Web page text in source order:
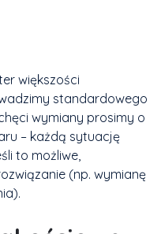
większości
standardowego
wymiany prosimy o
– każdą sytuację
to możliwe,
(np. wymianę